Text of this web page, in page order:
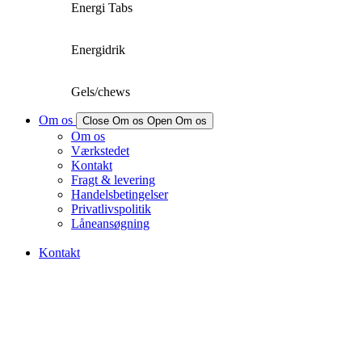
Energi Tabs
Energidrik
Gels/chews
Om os Close Om os Open Om os
Om os
Værkstedet
Kontakt
Fragt & levering
Handelsbetingelser
Privatlivspolitik
Låneansøgning
Kontakt